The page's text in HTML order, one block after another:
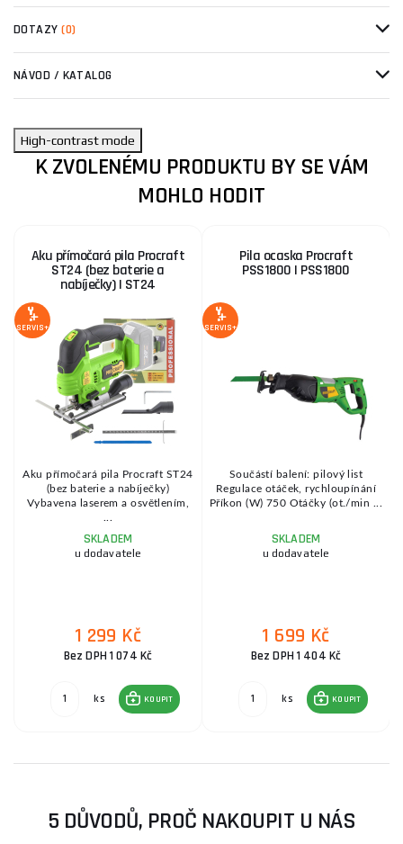
DOTAZY(0)
NÁVOD / KATALOG
High-contrast mode
K ZVOLENÉMU PRODUKTU BY SE VÁM
MOHLO HODIT
Aku přímočará pila Procraft
ST24 (bez baterie a
nabíječky) | ST24
SERVIS+
Aku přímočará pila Procraft ST24
(bez baterie a nabíječky)
Vybavena laserem a osvětlením,
SKLADEM
u dodavatele
1 299 Kč
Bez DPH 1 074 Kč
ks KOUPIT
Pila ocaska Procraft
PSS1800 | PSS1800
SERVIS+
Součástí balení: pilový list
Regulace otáček, rychloupínání
Příkon (W) 750 Otáčky (ot./min ...
SKLADEM
u dodavatele
1 699 Kč
Bez DPH 1 404 Kč
ks KOUPIT
5 DŮVODŮ, PROČ NAKOUPIT U NÁS